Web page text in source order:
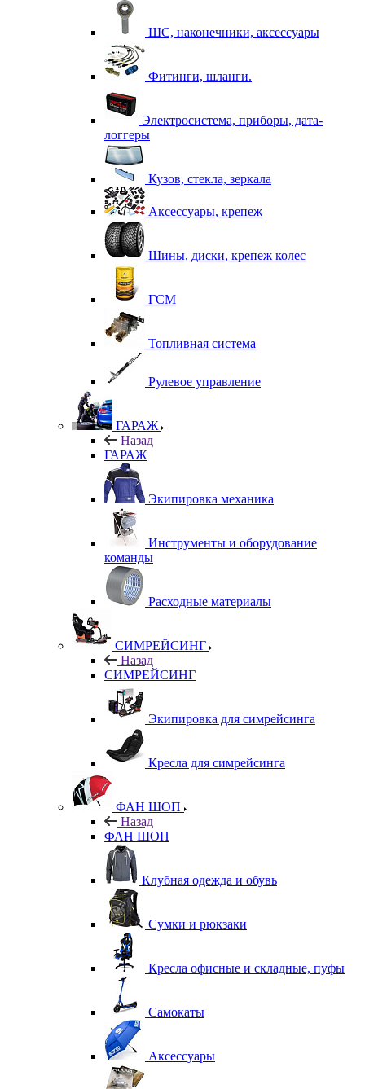
ШС, наконечники, аксессуары
Фитинги, шланги.
Электросистема, приборы, дата-
логгеры
Кузов, стекла, зеркала
Аксессуары, крепеж
Шины, диски, крепеж колес
ГСМ
Топливная система
Рулевое управление
ГАРАЖ
Назад
ГАРАЖ
Экипировка механика
Инструменты и оборудование
команды
Расходные материалы
СИМРЕЙСИНГ
Назад
СИМРЕЙСИНГ
Экипировка для симрейсинга
Кресла для симрейсинга
ФАН ШОП
Назад
ФАН ШОП
Клубная одежда и обувь
Сумки и рюкзаки
Кресла офисные и складные, пуфы
Самокаты
Аксессуары